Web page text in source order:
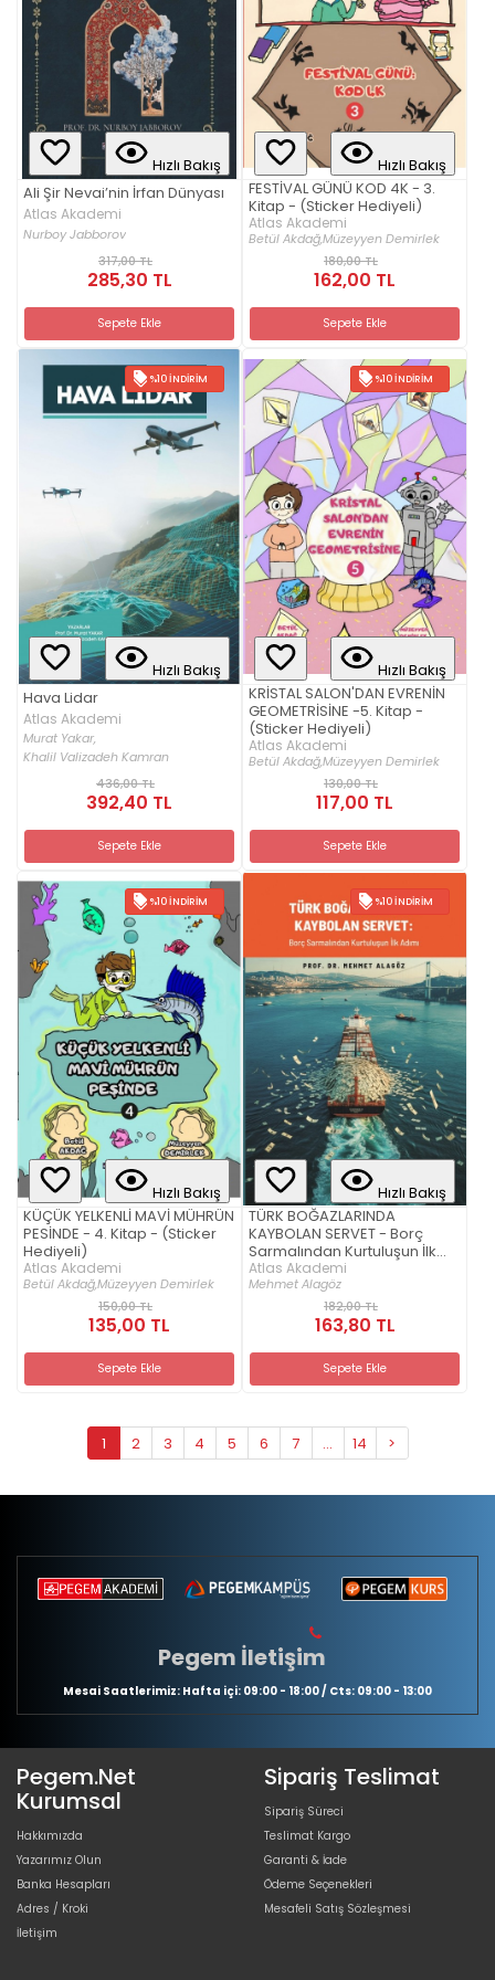
Hızlı Bakış
Ali Şir Nevai’nin İrfan Dünyası
Atlas Akademi
Nurboy Jabborov
317,00 TL
285,30 TL
Sepete Ekle
Hızlı Bakış
FESTİVAL GÜNÜ KOD 4K - 3.
Kitap - (Sticker Hediyeli)
Atlas Akademi
Betül Akdağ,Müzeyyen Demirlek
180,00 TL
162,00 TL
Sepete Ekle
%10 İNDIRIM
Hızlı Bakış
Hava Lidar
Atlas Akademi
Murat Yakar,
Khalil Valizadeh Kamran
436,00 TL
392,40 TL
Sepete Ekle
%10 İNDIRIM
Hızlı Bakış
KRİSTAL SALON'DAN EVRENİN
GEOMETRİSİNE -5. Kitap -
(Sticker Hediyeli)
Atlas Akademi
Betül Akdağ,Müzeyyen Demirlek
130,00 TL
117,00 TL
Sepete Ekle
%10 İNDIRIM
Hızlı Bakış
KÜÇÜK YELKENLİ MAVİ MÜHRÜN
PESİNDE - 4. Kitap - (Sticker
Hediyeli)
Atlas Akademi
Betül Akdağ,Müzeyyen Demirlek
150,00 TL
135,00 TL
Sepete Ekle
%10 İNDIRIM
Hızlı Bakış
TÜRK BOĞAZLARINDA
KAYBOLAN SERVET - Borç
Sarmalından Kurtuluşun İlk
Adımı
Atlas Akademi
Mehmet Alagöz
182,00 TL
163,80 TL
Sepete Ekle
1 2 3 4 5 6 7 ... 14 >
Pegem İletişim
Mesai Saatlerimiz: Hafta içi: 09:00 - 18:00 / Cts: 09:00 - 13:00
Pegem.Net
Kurumsal
Hakkımızda
Yazarımız Olun
Banka Hesapları
Adres / Kroki
İletişim
Sipariş Teslimat
Sipariş Süreci
Teslimat Kargo
Garanti & İade
Ödeme Seçenekleri
Mesafeli Satış Sözleşmesi